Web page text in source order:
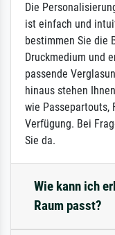
Die
ist einfach und
bestimmen Sie die
Druckmedium und
passende
hinaus stehen
wie Passepartouts,
Verfügung. Bei
Sie da.
Wie kann ich
Raum passt?